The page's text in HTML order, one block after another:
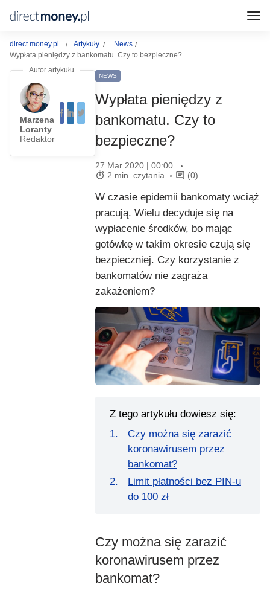
direct.money.pl Artykuły
News
Wypłata pieniędzy z bankomatu. Czy to bezpieczne?
Marzena
Loranty
Redaktor
NEWS
Wypłata pieniędzy z
bankomatu. Czy to
bezpieczne?
27 Mar 2020 | 00:00
2 min. czytania
(0)
W czasie epidemii bankomaty wciąż
pracują. Wielu decyduje się na
wypłacenie środków, bo mając
gotówkę w takim okresie czują się
bezpieczniej. Czy korzystanie z
bankomatów nie zagraża
zakażeniem?
Z tego artykułu dowiesz się:
Czy można się zarazić
koronawirusem przez
bankomat?
Limit płatności bez PIN-u
do 100 zł
Czy można się zarazić
koronawirusem przez
bankomat?